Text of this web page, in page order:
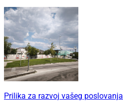
Prilika za razvoj vašeg poslovanja